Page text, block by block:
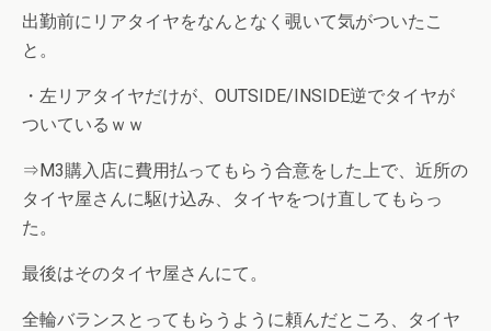
出勤前にリアタイヤをなんとなく覗いて気がついたこ
と。
・左リアタイヤだけが、OUTSIDE/INSIDE逆でタイヤが
ついているｗｗ
⇒M3購入店に費用払ってもらう合意をした上で、近所の
タイヤ屋さんに駆け込み、タイヤをつけ直してもらっ
た。
最後はそのタイヤ屋さんにて。
全輪バランスとってもらうように頼んだところ、タイヤ